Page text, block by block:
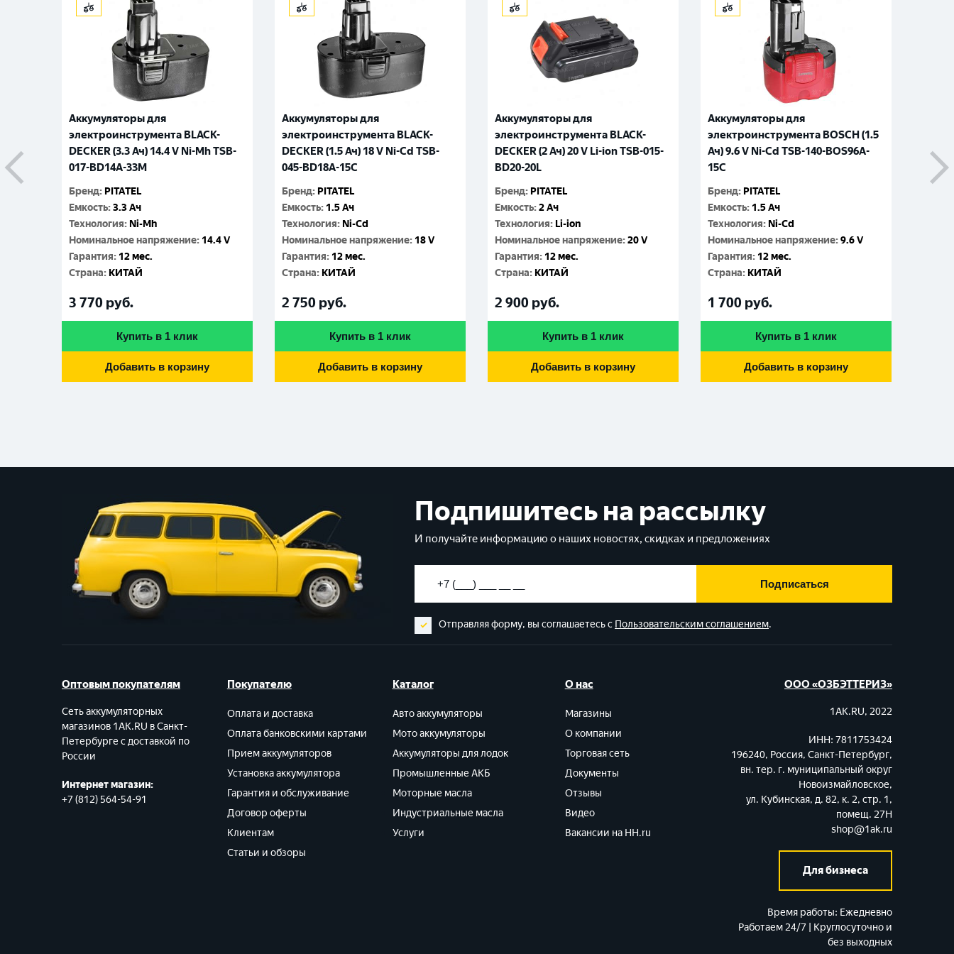
Аккумуляторы для
электроинструмента BLACK-
DECKER (3.3 Ач) 14.4 V Ni-Mh TSB-
017-BD14A-33M
Бренд: PITATEL
Емкость:3.3 Ач
Технология: Ni-Mh
Номинальное напряжение: 14.4 V
Гарантия: 12 мес.
Cтрана: КИТАЙ
3 770 руб.
Купить в 1 клик
Добавить в корзину
Аккумуляторы для
электроинструмента BLACK-
DECKER (1.5 Ач) 18 V Ni-Cd TSB-
045-BD18A-15C
Бренд: PITATEL
Емкость: 1.5 Ач
Технология: Ni-Cd
Номинальное напряжение: 18 V
Гарантия: 12 мес.
Cтрана: КИТАЙ
2 750 руб.
Купить в 1 клик
Добавить в корзину
Аккумуляторы для
электроинструмента BLACK-
DECKER (2 Ач) 20 V Li-ion TSB-015-
BD20-20L
Бренд: PITATEL
Емкость:2 Ач
Технология: Li-ion
Номинальное напряжение:20 V
Гарантия: 12 мес.
Cтрана: КИТАЙ
2 900 руб.
Купить в 1 клик
Добавить в корзину
Аккумуляторы для
электроинструмента BOSCH (1.5
Ач) 9.6 V Ni-Cd TSB-140-BOS96A-
15C
Бренд: PITATEL
Емкость: 1.5 Ач
Технология: Ni-Cd
Номинальное напряжение:9.6 V
Гарантия: 12 мес.
Cтрана: КИТАЙ
1 700 руб.
Купить в 1 клик
Добавить в корзину
Ач)
Подпишитесь на рассылку
И получайте информацию о наших новостях, скидках и предложениях
Подписаться
Отправляя форму, вы соглашаетесь с Пользовательским соглашением.
Оптовым покупателям
Сеть аккумуляторных
магазинов 1AK.RU в Санкт-
Петербурге с доставкой по
России
Интернет магазин:
+7 (812) 564-54-91
Покупателю
Оплата и доставка
Оплата банковскими картами
Прием аккумуляторов
Установка аккумулятора
Гарантия и обслуживание
Договор оферты
Клиентам
Статьи и обзоры
Каталог
Авто аккумуляторы
Мото аккумуляторы
Аккумуляторы для лодок
Промышленные АКБ
Моторные масла
Индустриальные масла
Услуги
О нас
Магазины
О компании
Торговая сеть
Документы
Отзывы
Видео
Вакансии на HH.ru
ООО «ОЗБЭТТЕРИЗ»
1AK.RU, 2022
ИНН: 7811753424
196240, Россия, Санкт-Петербург,
вн. тер. г. муниципальный округ
Новоизмайловское,
ул. Кубинская, д. 82, к. 2, стр. 1,
помещ. 27Н
shop@1ak.ru
Для бизнеса
Время работы: Ежедневно
Работаем 24/7 | Круглосуточно и
без выходных